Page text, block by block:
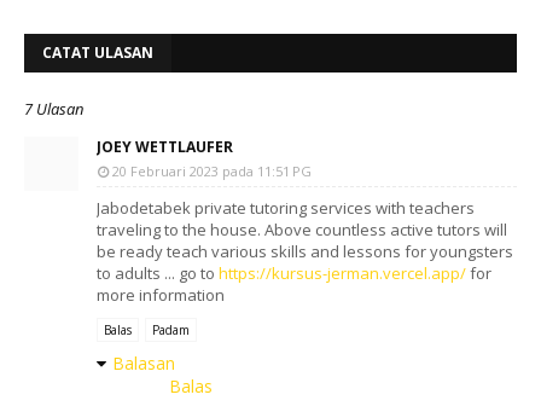
CATAT ULASAN
7 Ulasan
JOEY WETTLAUFER
20 Februari 2023 pada 11:51 PG
Jabodetabek private tutoring services with teachers
traveling to the house. Above countless active tutors will
be ready teach various skills and lessons for youngsters
to adults ... go to https://kursus-jerman.vercel.app/for
more information
Balas Padam
Balasan
Balas